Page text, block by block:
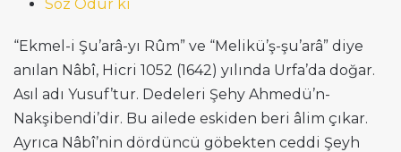
Söz Odur ki
“Ekmel-i Şu’arâ-yı Rûm” ve “Melikü’ş-şu’arâ” diye
anılan Nâbî, Hicri 1052 (1642) yılında Urfa’da doğar.
Asıl adı Yusuf’tur. Dedeleri Şehy Ahmedü’n-
Nakşibendi’dir. Bu ailede eskiden beri âlim çıkar.
Ayrıca Nâbî’nin dördüncü göbekten ceddi Şeyh